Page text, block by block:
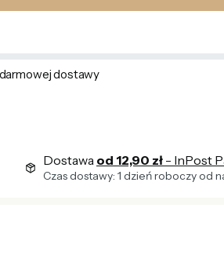
dostawy
Dostawa od 12,90 zł - InPost
Czas dostawy: 1 dzień roboczy od